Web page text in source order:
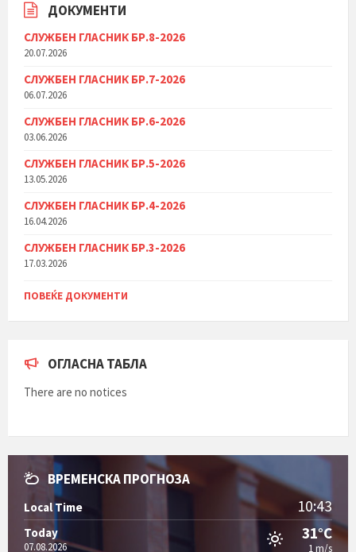
ДОКУМЕНТИ
СЛУЖБЕН ГЛАСНИК БР.8-2026
20.07.2026
СЛУЖБЕН ГЛАСНИК БР.7-2026
06.07.2026
СЛУЖБЕН ГЛАСНИК БР.6-2026
03.06.2026
СЛУЖБЕН ГЛАСНИК БР.5-2026
13.05.2026
СЛУЖБЕН ГЛАСНИК БР.4-2026
16.04.2026
СЛУЖБЕН ГЛАСНИК БР.3-2026
17.03.2026
ПОВЕЌЕ ДОКУМЕНТИ
ОГЛАСНА ТАБЛА
There are no notices
ВРЕМЕНСКА ПРОГНОЗА
Local Time 10:43
Today
07.08.2026
31°C
1 m/s